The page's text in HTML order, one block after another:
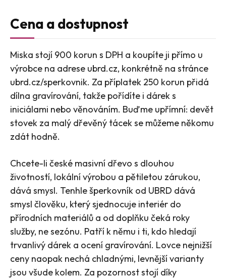
Cena a dostupnost
Miska stojí 900 korun s DPH a koupíte ji přímo u
výrobce na adrese ubrd.cz, konkrétně na stránce
ubrd.cz/sperkovnik. Za příplatek 250 korun přidá
dílna gravírování, takže pořídíte i dárek s
iniciálami nebo věnováním. Buďme upřímní: devět
stovek za malý dřevěný tácek se můžeme někomu
zdát hodně.
Chcete-li české masivní dřevo s dlouhou
životností, lokální výrobou a pětiletou zárukou,
dává smysl. Tenhle šperkovník od UBRD dává
smysl člověku, který sjednocuje interiér do
přírodních materiálů a od doplňku čeká roky
služby, ne sezónu. Patří k němu i ti, kdo hledají
trvanlivý dárek a ocení gravírování. Lovce nejnižší
ceny naopak nechá chladnými, levnější varianty
jsou všude kolem. Za pozornost stojí díky